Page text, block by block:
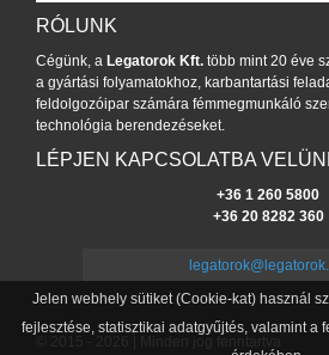
RÓLUNK
Cégünk, a Legatorok Kft. több mint 20 éve
a gyártási folyamatokhoz, karbantartási
feldolgozóipar számára fémmegmunkáló
technológia berendezéseket.
LÉPJEN KAPCSOLATBA
+36 1 260 5800
+36 20 8282 360
Jelen webhely sütiket (Cookie-kat) használ
fejlesztése, statisztikai adatgyűjtés, valamint a